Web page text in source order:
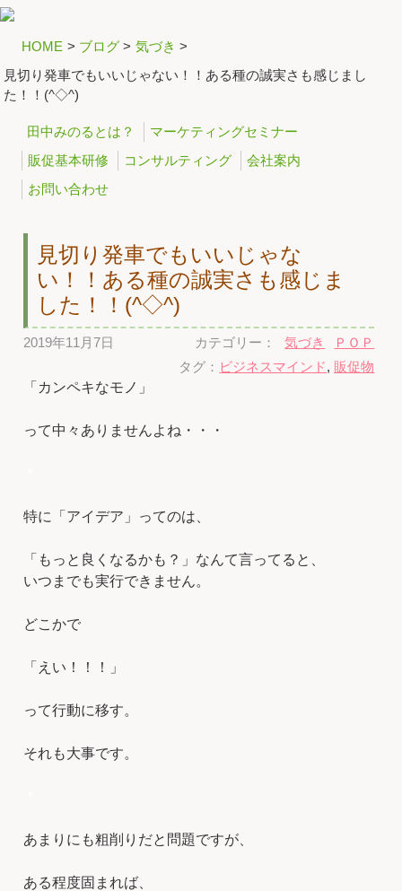
HOME > ブログ > 気づき >
見切り発車でもいいじゃない！！ある種の誠実さも感じまし
た！！(^◇^)
田中みのるとは？
マーケティングセミナー
販促基本研修
コンサルティング
会社案内
お問い合わせ
見切り発車でもいいじゃな
い！！ある種の誠実さも感じま
した！！(^◇^)
2019年11月7日 カテゴリー： 気づき
ＰＯＰ
タグ： ビジネスマインド, 販促物
「カンペキなモノ」
って中々ありませんよね・・・
特に「アイデア」ってのは、
「もっと良くなるかも？」なんて言ってると、
いつまでも実行できません。
どこかで
「えい！！！」
って行動に移す。
それも大事です。
あまりにも粗削りだと問題ですが、
ある程度固まれば、